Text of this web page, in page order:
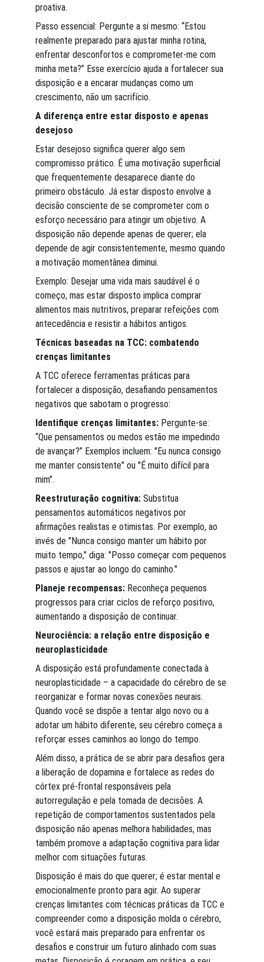
proativa.
Passo essencial: Pergunte a si mesmo: “Estou
realmente preparado para ajustar minha rotina,
enfrentar desconfortos e comprometer-me com
minha meta?” Esse exercício ajuda a fortalecer sua
disposição e a encarar mudanças como um
crescimento, não um sacrifício.
A diferença entre estar disposto e apenas
desejoso
Estar desejoso significa querer algo sem
compromisso prático. É uma motivação superficial
que frequentemente desaparece diante do
primeiro obstáculo. Já estar disposto envolve a
decisão consciente de se comprometer com o
esforço necessário para atingir um objetivo. A
disposição não depende apenas de querer; ela
depende de agir consistentemente, mesmo quando
a motivação momentânea diminui.
Exemplo: Desejar uma vida mais saudável é o
começo, mas estar disposto implica comprar
alimentos mais nutritivos, preparar refeições com
antecedência e resistir a hábitos antigos.
Técnicas baseadas na TCC: combatendo
crenças limitantes
A TCC oferece ferramentas práticas para
fortalecer a disposição, desafiando pensamentos
negativos que sabotam o progresso:
Identifique crenças limitantes: Pergunte-se:
“Que pensamentos ou medos estão me impedindo
de avançar?” Exemplos incluem: "Eu nunca consigo
me manter consistente" ou "É muito difícil para
mim".
Reestruturação cognitiva: Substitua
pensamentos automáticos negativos por
afirmações realistas e otimistas. Por exemplo, ao
invés de "Nunca consigo manter um hábito por
muito tempo," diga: "Posso começar com pequenos
passos e ajustar ao longo do caminho."
Planeje recompensas: Reconheça pequenos
progressos para criar ciclos de reforço positivo,
aumentando a disposição de continuar.
Neurociência: a relação entre disposição e
neuroplasticidade
A disposição está profundamente conectada à
neuroplasticidade – a capacidade do cérebro de se
reorganizar e formar novas conexões neurais.
Quando você se dispõe a tentar algo novo ou a
adotar um hábito diferente, seu cérebro começa a
reforçar esses caminhos ao longo do tempo.
Além disso, a prática de se abrir para desafios gera
a liberação de dopamina e fortalece as redes do
córtex pré-frontal responsáveis pela
autorregulação e pela tomada de decisões. A
repetição de comportamentos sustentados pela
disposição não apenas melhora habilidades, mas
também promove a adaptação cognitiva para lidar
melhor com situações futuras.
Disposição é mais do que querer; é estar mental e
emocionalmente pronto para agir. Ao superar
crenças limitantes com técnicas práticas da TCC e
compreender como a disposição molda o cérebro,
você estará mais preparado para enfrentar os
desafios e construir um futuro alinhado com suas